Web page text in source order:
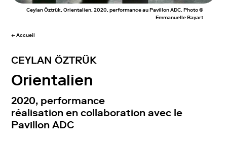
Ceylan Öztrük, Orientalien, 2020, performance au Pavillon ADC. Photo ©
Emmanuelle Bayart
← Accueil
CEYLAN ÖZTRÜK
Orientalien
2020, performance
réalisation en collaboration avec le
Pavillon ADC